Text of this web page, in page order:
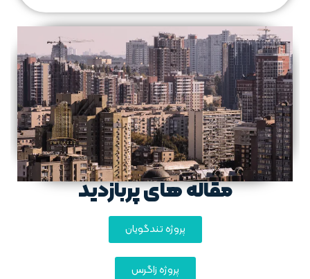
مقاله های پربازدید
پروژه تندگویان
پروژه زاگرس